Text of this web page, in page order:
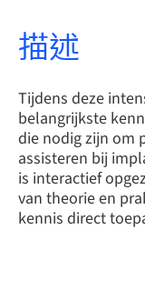
描述
Tijdens deze
belangrijkste
die nodig zijn om
assisteren bij
is interactief
van theorie en
kennis direct